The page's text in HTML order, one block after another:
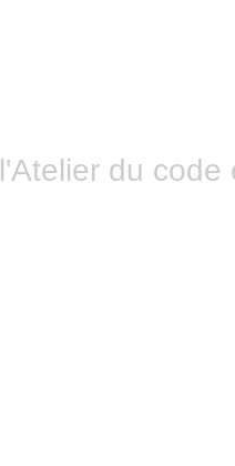
l'Atelier du